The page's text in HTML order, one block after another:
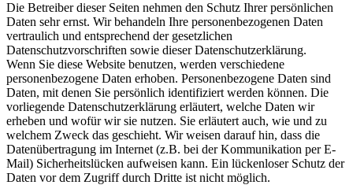
Die Betreiber dieser Seiten nehmen den Schutz Ihrer persönlichen
Daten sehr ernst. Wir behandeln Ihre personenbezogenen Daten
vertraulich und entsprechend der gesetzlichen
Datenschutzvorschriften sowie dieser Datenschutzerklärung.
Wenn Sie diese Website benutzen, werden verschiedene
personenbezogene Daten erhoben. Personenbezogene Daten sind
Daten, mit denen Sie persönlich identifiziert werden können. Die
vorliegende Datenschutzerklärung erläutert, welche Daten wir
erheben und wofür wir sie nutzen. Sie erläutert auch, wie und zu
welchem Zweck das geschieht. Wir weisen darauf hin, dass die
Datenübertragung im Internet (z.B. bei der Kommunikation per E-
Mail) Sicherheitslücken aufweisen kann. Ein lückenloser Schutz der
Daten vor dem Zugriff durch Dritte ist nicht möglich.